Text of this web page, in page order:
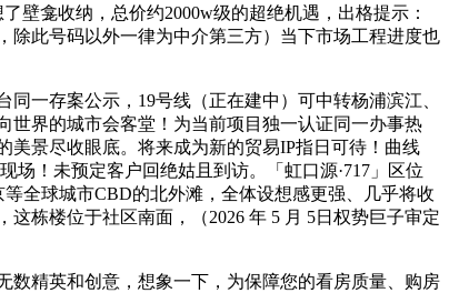
壁龛收纳，总价约2000w级的超绝机遇，出格提示：
除此号码以外一律为中介第三方）当下市场工程进度也
一存案公示，19号线（正在建中）可中转杨浦滨江、
世界的城市会客堂！为当前项目独一认证同一办事热
景尽收眼底。将来成为新的贸易IP指日可待！曲线
！未预定客户回绝姑且到访。「虹口源·717」区位
全球城市CBD的北外滩，全体设想感更强、几乎将收
栋楼位于社区南面，（2026 年 5 月 5日权势巨子审定
精英和创意，想象一下，为保障您的看房质量、购房